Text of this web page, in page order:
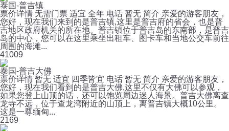
泰国-普吉镇
票价详情 无需门票 适宜 全年 电话 暂无 简介 亲爱的游客朋友，
您好，现在我们来到的是普吉镇,这里是普吉府的省会，也是普
吉地区政府机关的所在地。普吉镇位于普吉岛的东南部，是普吉
岛的中心，您可以在这里乘坐出租车、图卡车和当地公交车前往
周围的海滩...
41009
泰国-普吉大佛
票价详情 暂无 适宜 四季皆宜 电话 暂无 简介 亲爱的游客朋友，
您好，现在我们看到的是普吉大佛,这里不仅有大佛可以参观，
如果您登上山顶的话，还可以饱览周边迷人海景。普吉大佛离查
龙寺不远，位于查龙湾附近的山顶上，离普吉镇大概10公里。
这是一尊缅甸...
2169